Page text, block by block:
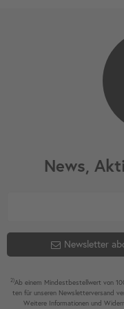
News,
Newsletter
2)Ab einem Mindest­bestell­wert von
ten für unseren News­letter­versand
Weitere Infor­mationen und